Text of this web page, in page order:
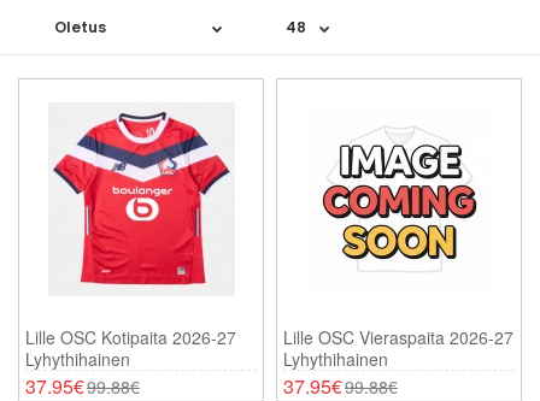
Lille OSC Kotipaita 2026-27
Lyhythihainen
37.95€99.88€
Lille OSC Vieraspaita 2026-27
Lyhythihainen
37.95€99.88€